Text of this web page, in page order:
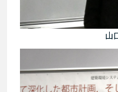
山